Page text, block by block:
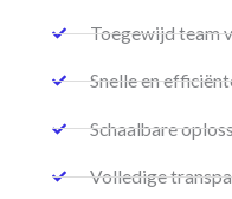
Toegewijd team
Snelle en
Schaalbare
Volledige